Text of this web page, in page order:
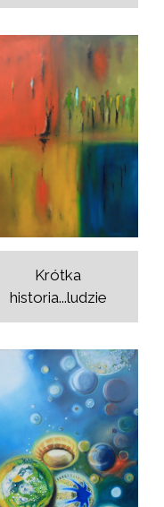
Krótka
historia...ludzie